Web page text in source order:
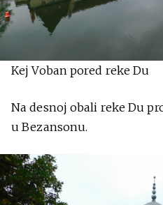
Kej Voban pored reke Du
Na desnoj obali reke Du
u Bezansonu.